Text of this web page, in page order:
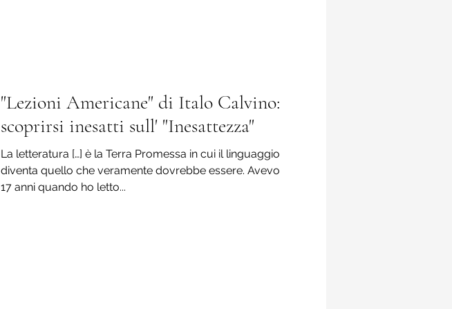
"Lezioni Americane" di Italo Calvino:
scoprirsi inesatti sull' "Inesattezza"
La letteratura […] è la Terra Promessa in cui il linguaggio
diventa quello che veramente dovrebbe essere. Avevo
17 anni quando ho letto...